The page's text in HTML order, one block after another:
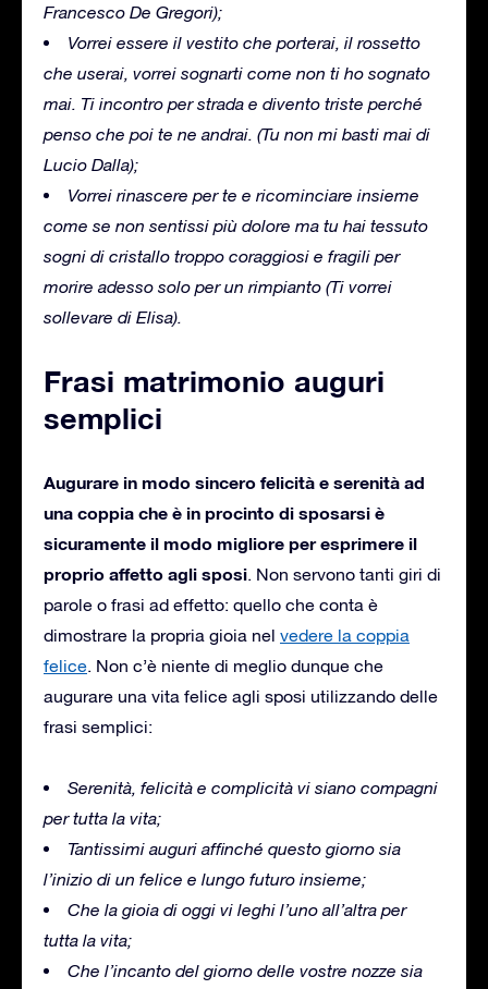
Francesco De Gregori);
Vorrei essere il vestito che porterai, il rossetto
che userai, vorrei sognarti come non ti ho sognato
mai. Ti incontro per strada e divento triste perché
penso che poi te ne andrai. (Tu non mi basti mai di
Lucio Dalla);
Vorrei rinascere per te e ricominciare insieme
come se non sentissi più dolore ma tu hai tessuto
sogni di cristallo troppo coraggiosi e fragili per
morire adesso solo per un rimpianto (Ti vorrei
sollevare di Elisa).
Frasi matrimonio auguri
semplici
Augurare in modo sincero felicità e serenità ad
una coppia che è in procinto di sposarsi è
sicuramente il modo migliore per esprimere il
proprio affetto agli sposi. Non servono tanti giri di
parole o frasi ad effetto: quello che conta è
dimostrare la propria gioia nel vedere la coppia
felice. Non c’è niente di meglio dunque che
augurare una vita felice agli sposi utilizzando delle
frasi semplici:
Serenità, felicità e complicità vi siano compagni
per tutta la vita;
Tantissimi auguri affinché questo giorno sia
l’inizio di un felice e lungo futuro insieme;
Che la gioia di oggi vi leghi l’uno all’altra per
tutta la vita;
Che l’incanto del giorno delle vostre nozze sia